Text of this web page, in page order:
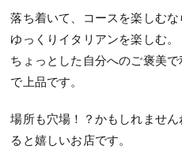
落ち着いて、コースを楽しむ
ゆっくりイタリアンを楽しむ。
ちょっとした自分へのご褒美
で上品です。
場所も穴場！？かもしれませ
ると嬉しいお店です。